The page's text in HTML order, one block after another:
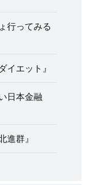
行ってみる
イエット』
日本金融
進群』